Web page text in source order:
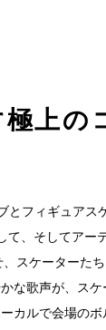
上の
とフィギュア
、そしてアー
スケーターた
な歌声が、ス
カルで会場の